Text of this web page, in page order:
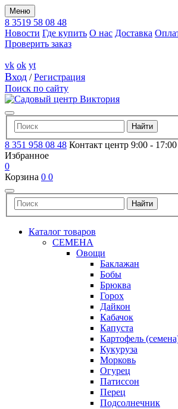
Меню
8 3519 58 08 48
Новости Где купить О нас Доставка
Проверить заказ
vk ok yt
Вход /Регистрация
Поиск по сайту
8 351 958 08 48 Контакт центр 9:00 - 17:00
Избранное
0
Корзина 0 0
Каталог товаров
СЕМЕНА
Овощи
Баклажан
Бобы
Брюква
Горох
Дайкон
Кабачок
Капуста
Картофель
Кукуруза
Морковь
Огурец
Патиссон
Перец
Подсолнечник